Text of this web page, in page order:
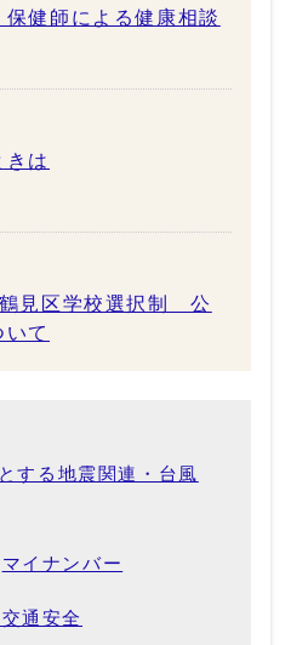
健師による健康相談
きは
見区学校選択制 公
て
する地震関連・台風
マイナンバー
通安全